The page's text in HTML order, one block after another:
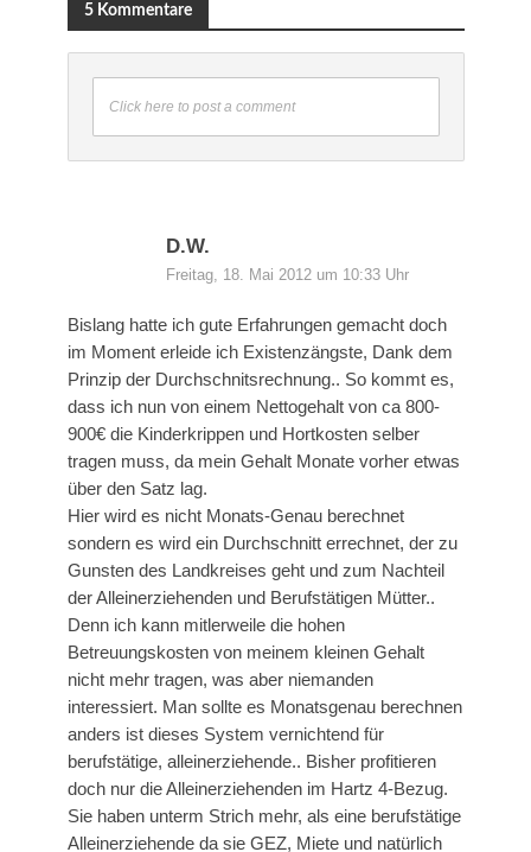
5 Kommentare
Click here to post a comment
D.W.
Freitag, 18. Mai 2012 um 10:33 Uhr
Bislang hatte ich gute Erfahrungen gemacht doch
im Moment erleide ich Existenzängste, Dank dem
Prinzip der Durchschnitsrechnung.. So kommt es,
dass ich nun von einem Nettogehalt von ca 800-
900€ die Kinderkrippen und Hortkosten selber
tragen muss, da mein Gehalt Monate vorher etwas
über den Satz lag.
Hier wird es nicht Monats-Genau berechnet
sondern es wird ein Durchschnitt errechnet, der zu
Gunsten des Landkreises geht und zum Nachteil
der Alleinerziehenden und Berufstätigen Mütter..
Denn ich kann mitlerweile die hohen
Betreuungskosten von meinem kleinen Gehalt
nicht mehr tragen, was aber niemanden
interessiert. Man sollte es Monatsgenau berechnen
anders ist dieses System vernichtend für
berufstätige, alleinerziehende.. Bisher profitieren
doch nur die Alleinerziehenden im Hartz 4-Bezug.
Sie haben unterm Strich mehr, als eine berufstätige
Alleinerziehende da sie GEZ, Miete und natürlich